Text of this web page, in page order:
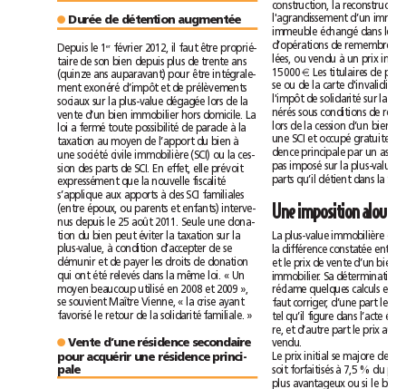
● Durée de détention augmentée
Depuis le 1 er février 2012, il faut être proprié-
taire de son bien depuis plus de trente ans
(quinze ans auparavant) pour être intégrale-
ment exonéré d’impôt et de prélèvements
sociaux sur la plus-value dégagée lors de la
vente d’un bien immobilier hors domicile. La
loi a fermé toute possibilité de parade à la
taxation au moyen de l’apport du bien à
une société civile immobilière (SCI) ou la ces-
sion des parts de SCI. En effet, elle prévoit
expressément que la nouvelle fiscalité
s’applique aux apports à des SCI familiales
(entre époux, ou parents et enfants) interve-
nus depuis le 25août 2011. Seule une dona-
tion du bien peut éviter la taxation sur la
plus-value, à condition d’accepter de se
démunir et de payer les droits de donation
qui ont été relevés dans la même loi. « Un
moyen beaucoup utilisé en2008 et2009»,
se souvient Maître Vienne, « la crise ayant
favorisé le retour de la solidarité familiale. »
● Vente d’une résidence secondaire
pour acquérir une résidence princi-
pale
15000 €
vendu.